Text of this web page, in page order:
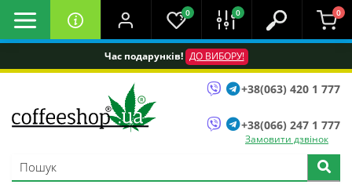
Час подарунків! ДО ВИБОРУ!
0 0 0
+38(063) 420 1 777
+38(066) 247 1 777
Замовити дзвінок